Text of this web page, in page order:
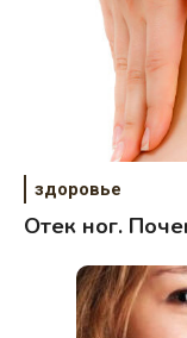
здоровье
Отек ног.